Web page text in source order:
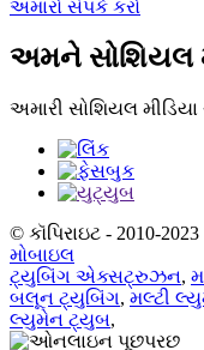
અમારો સંપર્ક કરો
અમને સોશિયલ
અમારી સોશિયલ
© કૉપિરાઇટ - 2010-2023
મોબાઇલ
ટ્યુબિંગ એક્સટ્રુઝન,
બલૂન ટ્યુબિંગ, મલ્ટી
લ્યુમેન ટ્યુબ,